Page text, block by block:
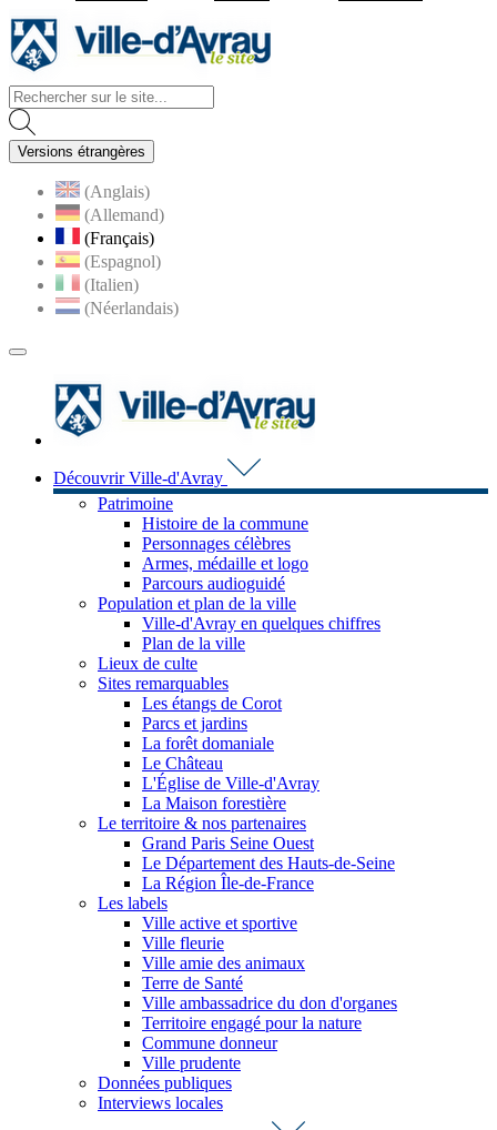
Versions étrangères
(Anglais)
(Allemand)
(Français)
(Espagnol)
(Italien)
(Néerlandais)
MENU
Découvrir Ville-d'Avray
Patrimoine
Histoire de la commune
Personnages célèbres
Armes, médaille et logo
Parcours audioguidé
Population et plan de la ville
Ville-d'Avray en quelques chiffres
Plan de la ville
Lieux de culte
Sites remarquables
Les étangs de Corot
Parcs et jardins
La forêt domaniale
Le Château
L'Église de Ville-d'Avray
La Maison forestière
Le territoire & nos partenaires
Grand Paris Seine Ouest
Le Département des Hauts-de-Seine
La Région Île-de-France
Les labels
Ville active et sportive
Ville fleurie
Ville amie des animaux
Terre de Santé
Ville ambassadrice du don d'organes
Territoire engagé pour la nature
Commune donneur
Ville prudente
Données publiques
Interviews locales